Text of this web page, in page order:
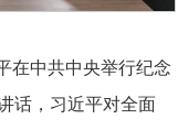
在中共中央举行纪念
话，习近平对全面